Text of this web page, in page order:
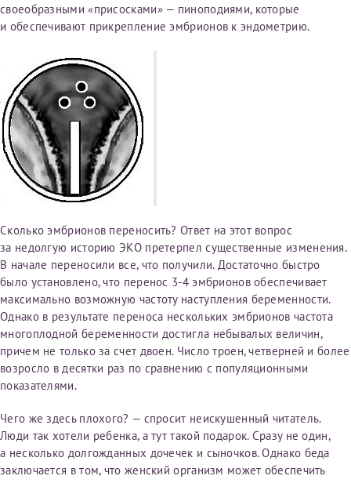
своеобразными «присосками» — пиноподиями, которые
и обеспечивают прикрепление эмбрионов к эндометрию.
Сколько эмбрионов переносить? Ответ на этот вопрос
за недолгую историю ЭКО претерпел существенные изменения.
В начале переносили все, что получили. Достаточно быстро
было установлено, что перенос 3-4 эмбрионов обеспечивает
максимально возможную частоту наступления беременности.
Однако в результате переноса нескольких эмбрионов частота
многоплодной беременности достигла небывалых величин,
причем не только за счет двоен. Число троен, четверней и более
возросло в десятки раз по сравнению с популяционными
показателями.
Чего же здесь плохого? — спросит неискушенный читатель.
Люди так хотели ребенка, а тут такой подарок. Сразу не один,
а несколько долгожданных дочечек и сыночков. Однако беда
заключается в том, что женский организм может обеспечить
2022
2024
2025
Получение справки
Прислать на эл. почту
Направить справку сразу в ИФНС
(упрощенный порядок возврата НДФЛ с 2024 г.)
Телефон*
Электронная почта*
скан 2-3 страниц паспорта пациента и